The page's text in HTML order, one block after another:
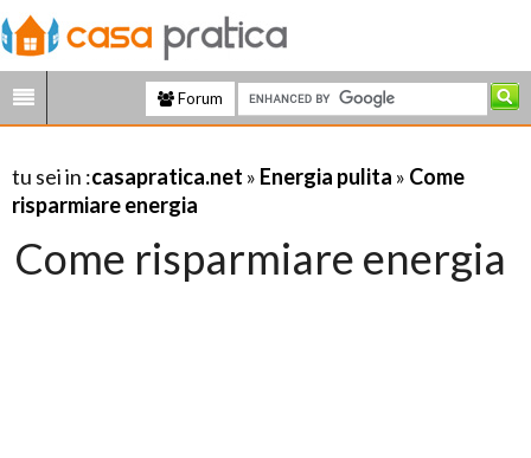
Forum
tu sei in :casapratica.net » Energia pulita » Come
risparmiare energia
Come risparmiare energia